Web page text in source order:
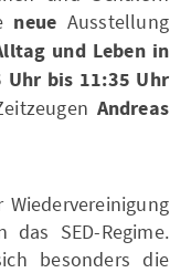
neue Ausstellung
und Leben in
Uhr bis 11:35 Uhr
Andreas
SED-Regime.
besonders die